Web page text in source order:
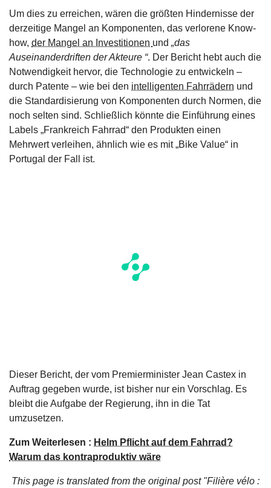
Um dies zu erreichen, wären die größten Hindernisse der
derzeitige Mangel an Komponenten, das verlorene Know-
how, der Mangel an Investitionen und „das
Auseinanderdriften der Akteure “. Der Bericht hebt auch die
Notwendigkeit hervor, die Technologie zu entwickeln –
durch Patente – wie bei den intelligenten Fahrrädern und
die Standardisierung von Komponenten durch Normen, die
noch selten sind. Schließlich könnte die Einführung eines
Labels „Frankreich Fahrrad“ den Produkten einen
Mehrwert verleihen, ähnlich wie es mit „Bike Value“ in
Portugal der Fall ist.
Dieser Bericht, der vom Premierminister Jean Castex in
Auftrag gegeben wurde, ist bisher nur ein Vorschlag. Es
bleibt die Aufgabe der Regierung, ihn in die Tat
umzusetzen.
Zum Weiterlesen : Helm Pflicht auf dem Fahrrad?
Warum das kontraproduktiv wäre
This page is translated from the original post "Filière vélo :